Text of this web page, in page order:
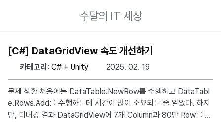
수달의 IT 세상
[C#] DataGridView 속도 개선하기
카테고리: C# + Unity 2025. 02. 19
문제 상황 처음에는 DataTable.NewRow를 수행하고 DataTabl
e.Rows.Add를 수행하는데 시간이 많이 소요되는 줄 알았다. 하지
만, 디버깅 결과 DataGridView에 7개 Column과 80만 Row를 가